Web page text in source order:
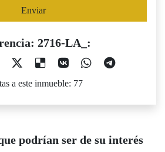
Enviar
2716-LA_:
a este inmueble: 77
podrían ser de su interés